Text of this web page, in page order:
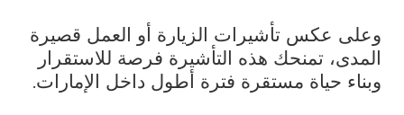
وعلى عكس تأشيرات الزيارة أو العمل قصيرة
المدى، تمنحك هذه التأشيرة فرصة للاستقرار
وبناء حياة مستقرة فترة أطول داخل الإمارات.